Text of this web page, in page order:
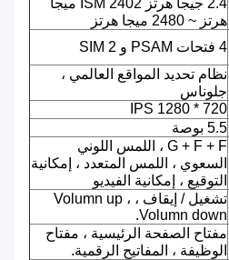
2.4 جيجا هرتز ISM 2402 ميجا
هرتز ~ 2480 ميجا هرتز
4 فتحات PSAM و 2 SIM
نظام تحديد المواقع العالمي ،
جلوناس
720 * 1280 IPS
5.5 بوصة
G + F + F ، اللمس اللوني
السعوي ، اللمس المتعدد ، إمكانية
التوقيع ، إمكانية الفيديو
تشغيل / إيقاف ، Volumn up ،
Volumn down.
مفتاح الصفحة الرئيسية ، مفتاح
الوظيفة ، المفاتيح الرقمية.